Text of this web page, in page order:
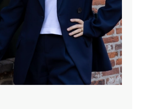
en voorzien van dubbel glas
€ 173,36 per maand
3 groepen, aardlekschakelaar
ketel (2022, laatst